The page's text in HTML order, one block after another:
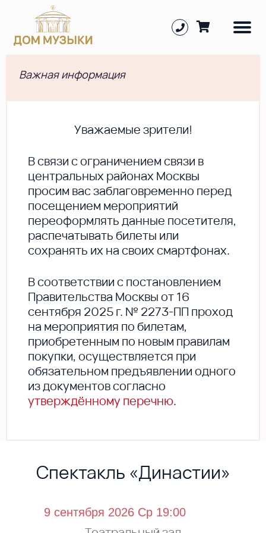
Важная информация
Уважаемые зрители!
В cвязи с ограничением связи в
центральных районах Москвы
просим вас заблаговременно перед
посещением мероприятий
переоформлять данные посетителя,
распечатывать билеты или
сохранять их на своих смартфонах.
В соответствии с постановлением
Правительства Москвы от 16
сентября 2025 г. № 2273-ПП проход
на мероприятия по билетам,
приобретенным по новым правилам
покупки, осуществляется при
обязательном предъявлении одного
из документов согласно
утверждённому перечню.
Спектакль «Династии»